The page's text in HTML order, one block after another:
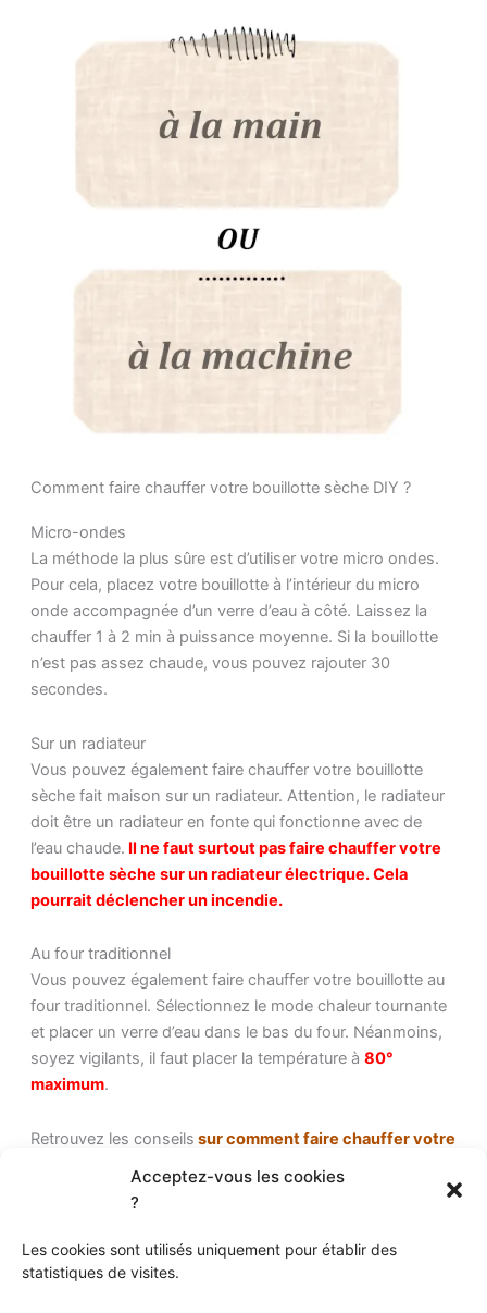
Acceptez-vous les cookies
?
Les cookies sont utilisés uniquement pour établir des
statistiques de visites.
Comment faire chauffer votre bouillotte sèche DIY ?
Micro-ondes
La méthode la plus sûre est d’utiliser votre micro ondes.
Pour cela, placez votre bouillotte à l’intérieur du micro
onde accompagnée d’un verre d’eau à côté. Laissez la
chauffer 1 à 2 min à puissance moyenne. Si la bouillotte
n’est pas assez chaude, vous pouvez rajouter 30
secondes.
Sur un radiateur
Vous pouvez également faire chauffer votre bouillotte
sèche fait maison sur un radiateur. Attention, le radiateur
doit être un radiateur en fonte qui fonctionne avec de
l’eau chaude. Il ne faut surtout pas faire chauffer votre
bouillotte sèche sur un radiateur électrique. Cela
pourrait déclencher un incendie.
Au four traditionnel
Vous pouvez également faire chauffer votre bouillotte au
four traditionnel. Sélectionnez le mode chaleur tournante
et placer un verre d’eau dans le bas du four. Néanmoins,
soyez vigilants, il faut placer la température à 80°
maximum.
Retrouvez les conseils sur comment faire chauffer votre
selon le type de bouillotte que vous avez.
Conseils d'utilisation d'une bouillotte